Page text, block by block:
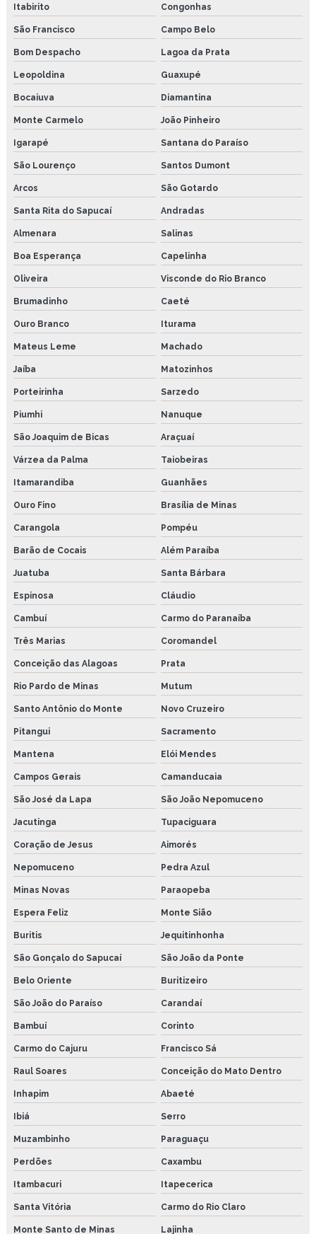
Itabirito Congonhas
São Francisco Campo Belo
Bom Despacho Lagoa da Prata
Leopoldina Guaxupé
Bocaiuva Diamantina
Monte Carmelo João Pinheiro
Igarapé Santana do Paraíso
São Lourenço Santos Dumont
Arcos São Gotardo
Santa Rita do Sapucaí Andradas
Almenara Salinas
Boa Esperança Capelinha
Oliveira Visconde do Rio Branco
Brumadinho Caeté
Ouro Branco Iturama
Mateus Leme Machado
Jaíba Matozinhos
Porteirinha Sarzedo
Piumhi Nanuque
São Joaquim de Bicas Araçuaí
Várzea da Palma Taiobeiras
Itamarandiba Guanhães
Ouro Fino Brasília de Minas
Carangola Pompéu
Barão de Cocais Além Paraíba
Juatuba Santa Bárbara
Espinosa Cláudio
Cambuí Carmo do Paranaíba
Três Marias Coromandel
Conceição das Alagoas Prata
Rio Pardo de Minas Mutum
Santo Antônio do Monte Novo Cruzeiro
Pitangui Sacramento
Mantena Elói Mendes
Campos Gerais Camanducaia
São José da Lapa São João Nepomuceno
Jacutinga Tupaciguara
Coração de Jesus Aimorés
Nepomuceno Pedra Azul
Minas Novas Paraopeba
Espera Feliz Monte Sião
Buritis Jequitinhonha
São Gonçalo do Sapucaí São João da Ponte
Belo Oriente Buritizeiro
São João do Paraíso Carandaí
Bambuí Corinto
Carmo do Cajuru Francisco Sá
Raul Soares Conceição do Mato Dentro
Inhapim Abaeté
Ibiá Serro
Muzambinho Paraguaçu
Perdões Caxambu
Itambacuri Itapecerica
Santa Vitória Carmo do Rio Claro
Monte Santo de Minas Lajinha